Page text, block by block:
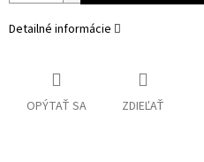
Detailné informácie
OPÝTAŤ SA ZDIEĽAŤ